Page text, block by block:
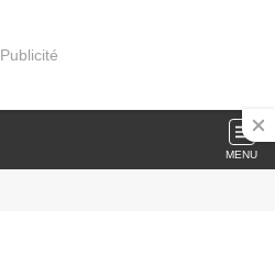
Publicité
MENU